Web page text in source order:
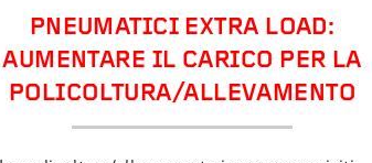
PNEUMATICI EXTRA LOAD:
AUMENTARE IL CARICO PER LA
POLICOLTURA/ALLEVAMENTO